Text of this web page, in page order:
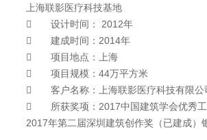
上海联影医疗科技基地

设计时间： 2012年

建成时间：2014年

项目地点：上海

项目规模：44万平方米

客户名称：上海联影医疗科技有限公

所获奖项：2017中国建筑学会优秀
2017年第二届深圳建筑创作奖（已建成）